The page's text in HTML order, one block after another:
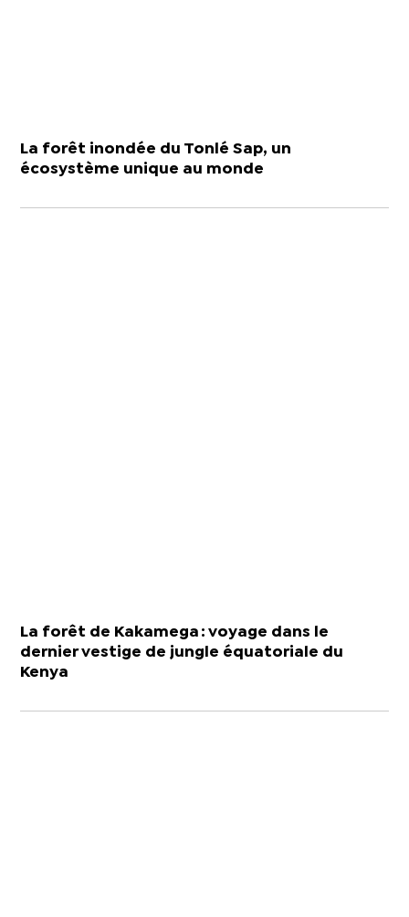
La forêt inondée du Tonlé Sap, un
écosystème unique au monde
La forêt de Kakamega : voyage dans le
dernier vestige de jungle équatoriale du
Kenya